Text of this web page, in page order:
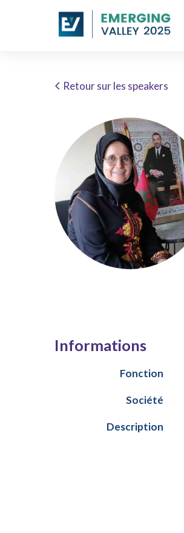
Retour sur les speakers
Informations
Fonction
Société
Description